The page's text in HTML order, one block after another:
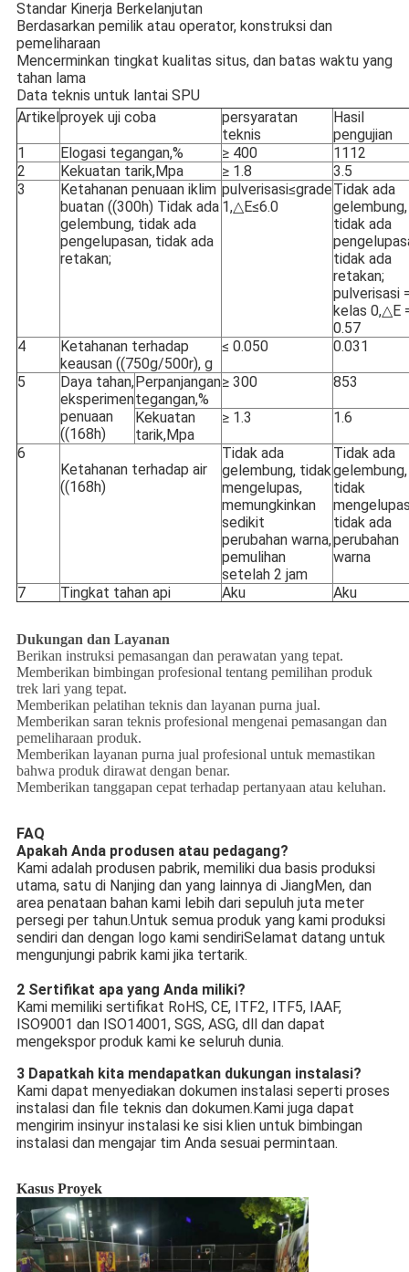
Standar Kinerja Berkelanjutan
Berdasarkan pemilik atau operator, konstruksi dan
pemeliharaan
Mencerminkan tingkat kualitas situs, dan batas waktu yang
tahan lama
Data teknis untuk lantai SPU
Artikel proyek uji coba
persyaratan
teknis
Hasil
pengujian
1
Elogasi tegangan,% ≥ 400
1112
2
Kekuatan tarik,Mpa ≥ 1.8
3.5
3
Ketahanan penuaan iklim
buatan ((300h) Tidak ada
gelembung, tidak ada
pengelupasan, tidak ada
retakan;
pulverisasi≤grade
1,△E≤6.0
Tidak ada
gelembung,
tidak ada
tidak ada
retakan;
pulverisasi
kelas 0,△E
0.57
4
Ketahanan terhadap
keausan ((750g/500r), g
≤ 0.050 0.031
5
Daya tahan,
eksperimen
penuaan
((168h)
Perpanjangan
tegangan,%
≥ 300 853
Kekuatan
tarik,Mpa
≥ 1.3 1.6
6
Ketahanan terhadap air
((168h)
Tidak ada
gelembung, tidak
mengelupas,
memungkinkan
sedikit
perubahan warna,
pemulihan
setelah 2 jam
Tidak ada
gelembung,
tidak
tidak ada
perubahan
warna
7 Tingkat tahan api Aku Aku
Dukungan dan Layanan
Berikan instruksi pemasangan dan perawatan yang tepat.
Memberikan bimbingan profesional tentang pemilihan produk
trek lari yang tepat.
Memberikan pelatihan teknis dan layanan purna jual.
Memberikan saran teknis profesional mengenai pemasangan dan
pemeliharaan produk.
Memberikan layanan purna jual profesional untuk memastikan
bahwa produk dirawat dengan benar.
Memberikan tanggapan cepat terhadap pertanyaan atau keluhan.
FAQ
Apakah Anda produsen atau pedagang?
Kami adalah produsen pabrik, memiliki dua basis produksi
utama, satu di Nanjing dan yang lainnya di JiangMen, dan
area penataan bahan kami lebih dari sepuluh juta meter
persegi per tahun.Untuk semua produk yang kami produksi
sendiri dan dengan logo kami sendiriSelamat datang untuk
mengunjungi pabrik kami jika tertarik.
2 Sertifikat apa yang Anda miliki?
Kami memiliki sertifikat RoHS, CE, ITF2, ITF5, IAAF,
ISO9001 dan ISO14001, SGS, ASG, dll dan dapat
mengekspor produk kami ke seluruh dunia.
3 Dapatkah kita mendapatkan dukungan instalasi?
Kami dapat menyediakan dokumen instalasi seperti proses
instalasi dan file teknis dan dokumen.Kami juga dapat
mengirim insinyur instalasi ke sisi klien untuk bimbingan
instalasi dan mengajar tim Anda sesuai permintaan.
Kasus Proyek